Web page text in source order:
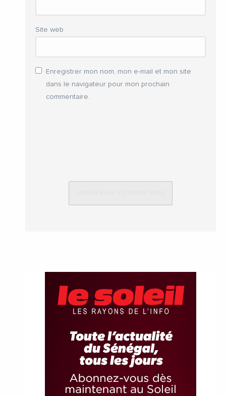
Site web
Enregistrer mon nom, mon e-mail et mon site
dans le navigateur pour mon prochain
commentaire.